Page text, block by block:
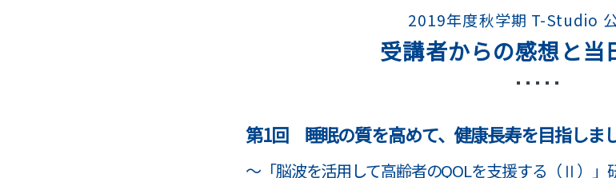
アジアダイナミズム
数理・データサイエンス・AI教育プログラム 経営情報学部 科目等履
アクティブ・ラーニング発表祭
2019年度秋学期 T-Studio
受講者からの感想と当
第1回 睡眠の質を高めて、健康長寿を目指しま
～「脳波を活用して高齢者のQOLを支援する（Ⅱ）」